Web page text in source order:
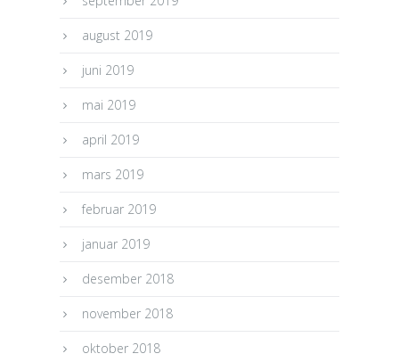
august 2019
juni 2019
mai 2019
april 2019
mars 2019
februar 2019
januar 2019
desember 2018
november 2018
oktober 2018